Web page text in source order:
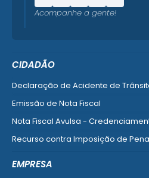
CIDADÃO
Declaração de Acidente de
Emissão de Nota Fiscal
Nota Fiscal Avulsa -
Recurso contra Imposição de
EMPRESA
Acompanhe a gente!